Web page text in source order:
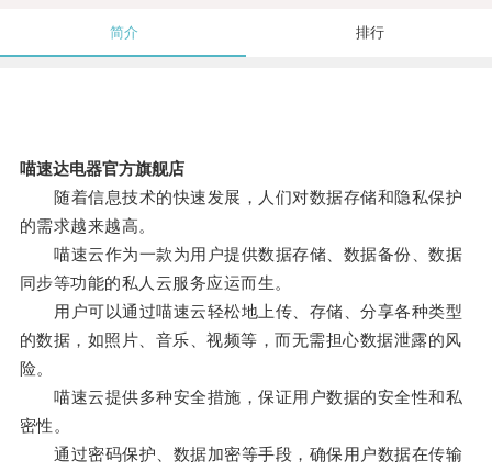
简介 排行
喵速达电器官方旗舰店
随着信息技术的快速发展，人们对数据存储和隐私保护
的需求越来越高。
喵速云作为一款为用户提供数据存储、数据备份、数据
同步等功能的私人云服务应运而生。
用户可以通过喵速云轻松地上传、存储、分享各种类型
的数据，如照片、音乐、视频等，而无需担心数据泄露的风
险。
喵速云提供多种安全措施，保证用户数据的安全性和私
密性。
通过密码保护、数据加密等手段，确保用户数据在传输